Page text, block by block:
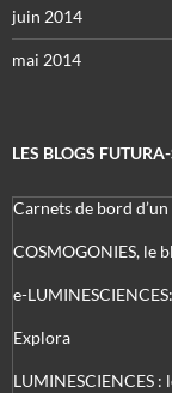
juin 2014
mai 2014
LES BLOGS
Carnets de bord
COSMOGONIES, le
e-
Explora
LUMINESCIENCES